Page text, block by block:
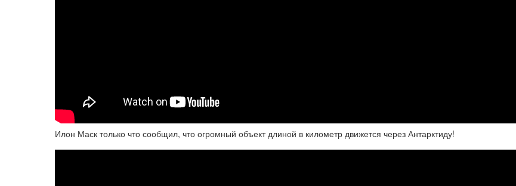
Илон Маск только что сообщил, что огромный объект длиной в километр движется через Антарктиду!